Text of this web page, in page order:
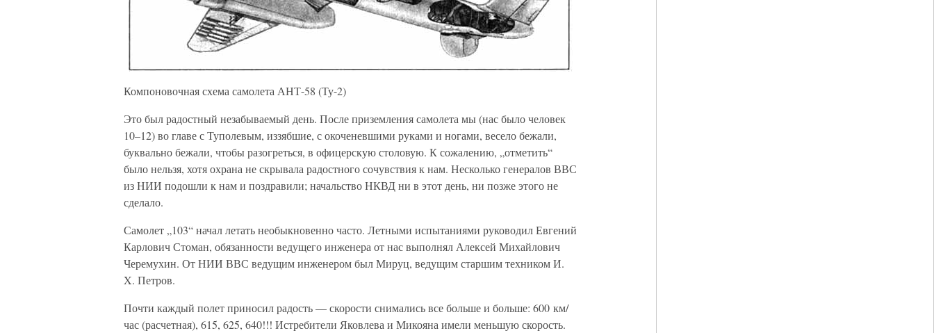
Компоновочная схема самолета АНТ-58 (Ту-2)
Это был радостный незабываемый день. После приземления самолета мы (нас было человек
10–12) во главе с Туполевым, иззябшие, с окоченевшими руками и ногами, весело бежали,
буквально бежали, чтобы разогреться, в офицерскую столовую. К сожалению, „отметить“
было нельзя, хотя охрана не скрывала радостного сочувствия к нам. Несколько генералов ВВС
из НИИ подошли к нам и поздравили; начальство НКВД ни в этот день, ни позже этого не
сделало.
Самолет „103“ начал летать необыкновенно часто. Летными испытаниями руководил Евгений
Карлович Стоман, обязанности ведущего инженера от нас выполнял Алексей Михайлович
Черемухин. От НИИ ВВС ведущим инженером был Мируц, ведущим старшим техником И.
X. Петров.
Почти каждый полет приносил радость — скорости снимались все больше и больше: 600 км/
час (расчетная), 615, 625, 640!!! Истребители Яковлева и Микояна имели меньшую скорость.